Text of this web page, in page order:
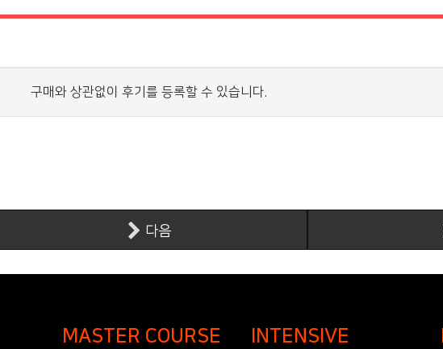
구매와 상관없이 후기를 등록할 수 있습니다.
다음
MASTER COURSE
INTENSIVE